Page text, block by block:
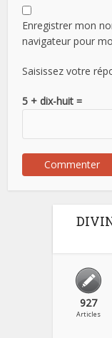
Enregistrer mon
navigateur pour
Saisissez votre
5 + dix-huit =
927
Articles